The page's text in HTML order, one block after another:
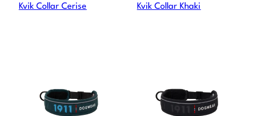
Kvik Collar Cerise Kvik Collar Khaki